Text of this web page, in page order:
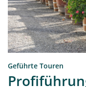
Geführte Touren